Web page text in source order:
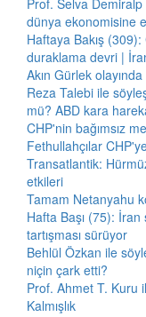
Prof. Selva Demiralp
dünya ekonomisine
Haftaya Bakış
duraklama devri |
Akın Gürlek
Reza Talebi ile
mü? ABD kara
CHP'nin bağımsız
Fethullahçılar
Transatlantik:
etkileri
Tamam Netanyahu
Hafta Başı (75): İran
tartışması sürüyor
Behlül Özkan ile
niçin çark etti?
Prof. Ahmet T. Kuru
Kalmışlık